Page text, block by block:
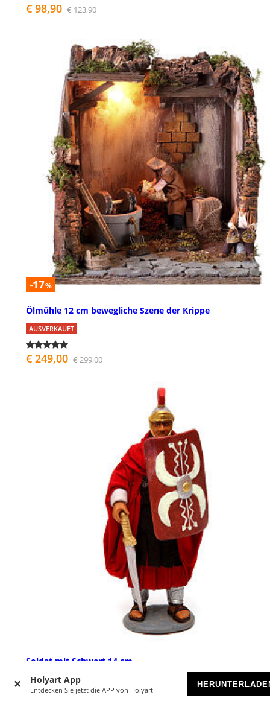
Holyart App
Entdecken Sie jetzt die APP von Holyart
€ 98,90 € 123,90
-17%
Ölmühle 12 cm bewegliche Szene der Krippe
AUSVERKAUFT
€ 249,00 € 299,00
Soldat mit Schwert 14 cm
AUSVERKAUFT